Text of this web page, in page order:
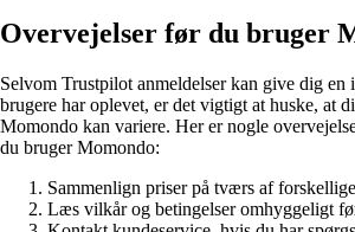
Overvejelser før du bruger
Selvom Trustpilot anmeldelser kan give dig en
brugere har oplevet, er det vigtigt at huske, at
Momondo kan variere. Her er nogle
du bruger Momondo:
Sammenlign priser på tværs af
Læs vilkår og betingelser omhyggeligt